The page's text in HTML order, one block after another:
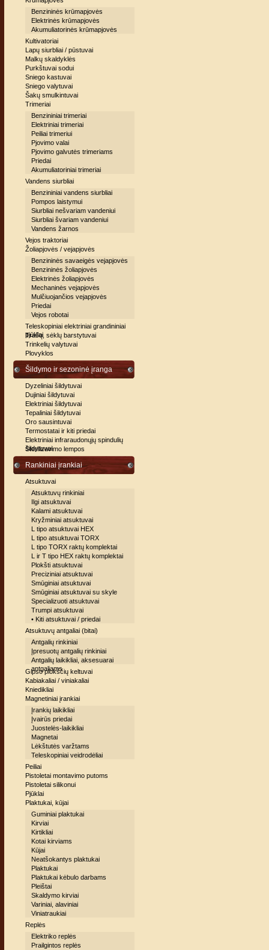
Benzininės krūmapjovės
Elektrinės krūmapjovės
Akumuliatorinės krūmapjovės
Kultivatoriai
Lapų siurbliai / pūstuvai
Malkų skaldyklės
Purkštuvai sodui
Sniego kastuvai
Sniego valytuvai
Šakų smulkintuvai
Trimeriai
Benzininiai trimeriai
Elektriniai trimeriai
Peiliai trimeriui
Pjovimo valai
Pjovimo galvutės trimeriams
Priedai
Akumuliatoriniai trimeriai
Vandens siurbliai
Benzininiai vandens siurbliai
Pompos laistymui
Siurbliai nešvariam vandeniui
Siurbliai švariam vandeniui
Vandens žarnos
Vejos traktoriai
Žoliapjovės / vejapjovės
Benzininės savaeigės vejapjovės
Benzininės žoliapjovės
Elektrinės žoliapjovės
Mechaninės vejapjovės
Mulčiuojančios vejapjovės
Priedai
Vejos robotai
Teleskopiniai elektriniai grandininiai
pjūklai
Trašų, sėklų barstytuvai
Trinkelių valytuvai
Plovyklos
Šildymo ir sezoninė įranga
Dyzeliniai šildytuvai
Dujiniai šildytuvai
Elektriniai šildytuvai
Tepaliniai šildytuvai
Oro sausintuvai
Termostatai ir kiti priedai
Elektriniai infraraudonųjų spindulių
šildytuvai
Sterilizavimo lempos
Rankiniai įrankiai
Atsuktuvai
Atsuktuvų rinkiniai
Ilgi atsuktuvai
Kalami atsuktuvai
Kryžminiai atsuktuvai
L tipo atsuktuvai HEX
L tipo atsuktuvai TORX
L tipo TORX raktų komplektai
L ir T tipo HEX raktų komplektai
Plokšti atsuktuvai
Preciziniai atsuktuvai
Smūginiai atsuktuvai
Smūginiai atsuktuvai su skyle
Specializuoti atsuktuvai
Trumpi atsuktuvai
• Kiti atsuktuvai / priedai
Atsuktuvų antgaliai (bitai)
Antgalių rinkiniai
Įpresuotų antgalių rinkiniai
Antgalių laikikliai, aksesuarai
antgaliams
Gipso plokščių keltuvai
Kabiakaliai / viniakaliai
Kniedikliai
Magnetiniai įrankiai
Įrankių laikikliai
Įvairūs priedai
Juostelės-laikikliai
Magnetai
Lėkštutės varžtams
Teleskopiniai veidrodėliai
Peiliai
Pistoletai montavimo putoms
Pistoletai silikonui
Pjūklai
Plaktukai, kūjai
Guminiai plaktukai
Kirviai
Kirtikliai
Kotai kirviams
Kūjai
Neatšokantys plaktukai
Plaktukai
Plaktukai kėbulo darbams
Pleištai
Skaldymo kirviai
Variniai, alaviniai
Viniatraukiai
Replės
Elektriko replės
Prailgintos replės